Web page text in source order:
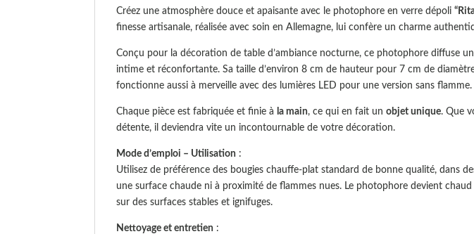
Créez une atmosphère douce et apaisante avec le photophore en verre dépoli
finesse artisanale, réalisée avec soin en Allemagne, lui confère un charme
Conçu pour la décoration de table d’ambiance nocturne, ce photophore diffuse
intime et réconfortante. Sa taille d’environ 8 cm de hauteur pour 7 cm de
fonctionne aussi à merveille avec des lumières LED pour une version sans flamme.
Chaque pièce est fabriquée et finie à la main, ce qui en fait unobjet unique. Que
détente, il deviendra vite un incontournable de votre décoration.
Mode d’emploi – Utilisation :
Utilisez de préférence des bougies chauffe-plat standard de bonne qualité, dans
une surface chaude ni à proximité de flammes nues. Le photophore devient
sur des surfaces stables et ignifuges.
Nettoyage et entretien :